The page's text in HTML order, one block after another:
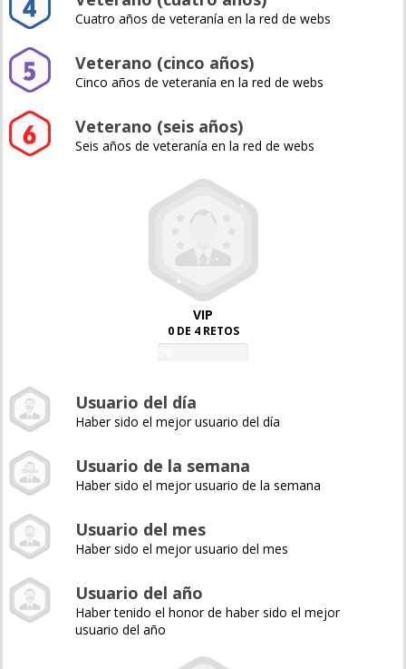
Cuatro años de veteranía en la red de webs
Veterano (cinco años)
Cinco años de veteranía en la red de webs
Veterano (seis años)
Seis años de veteranía en la red de webs
VIP
0 DE 4 RETOS
Usuario del día
Haber sido el mejor usuario del día
Usuario de la semana
Haber sido el mejor usuario de la semana
Usuario del mes
Haber sido el mejor usuario del mes
Usuario del año
Haber tenido el honor de haber sido el mejor
usuario del año